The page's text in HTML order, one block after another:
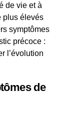
de vie et à
plus élevés
symptômes
précoce :
l’évolution
de